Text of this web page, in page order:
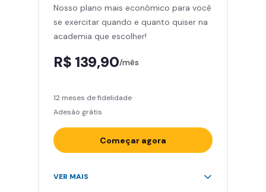
Área de musculação e aeróbicos
Smart Fit App
Nosso plano mais econômico para você
se exercitar quando e quanto quiser na
academia que escolher!
R$ 139,90/mês
12 meses de fidelidade
Adesão grátis
Começar agora
Acesso ilimitado a +2.000
VER MAIS